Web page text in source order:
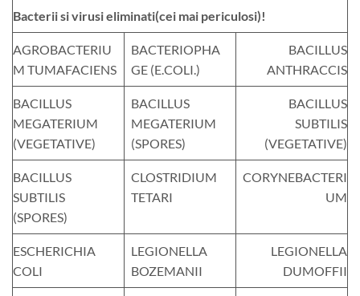
Bacterii si virusi eliminati(cei mai periculosi)!
AGROBACTERIU
M TUMAFACIENS
BACTERIOPHA
GE (E.COLI.)
BACILLUS
ANTHRACCIS
BACILLUS
MEGATERIUM
(VEGETATIVE)
BACILLUS
MEGATERIUM
(SPORES)
BACILLUS
SUBTILIS
(VEGETATIVE)
BACILLUS
SUBTILIS
(SPORES)
CLOSTRIDIUM
TETARI
CORYNEBACTERI
UM
ESCHERICHIA
COLI
LEGIONELLA
BOZEMANII
LEGIONELLA
DUMOFFII